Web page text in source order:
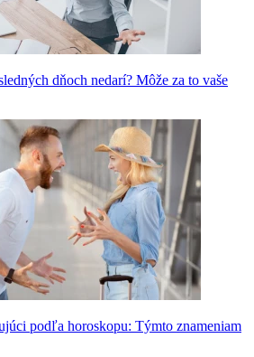
dňoch nedarí? Môže za to vaše
podľa horoskopu: Týmto znameniam